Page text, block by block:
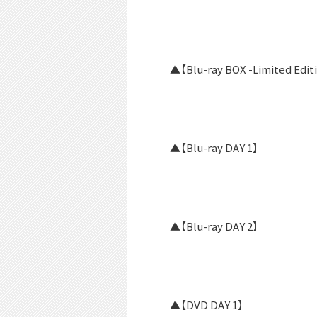
▲【Blu-ray BOX -Limited
▲【Blu-ray DAY 1】
▲【Blu-ray DAY 2】
▲【DVD DAY 1】